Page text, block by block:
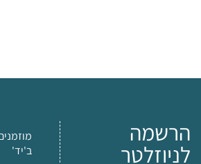
הרשמה
לניוזלטר
ב'יד'